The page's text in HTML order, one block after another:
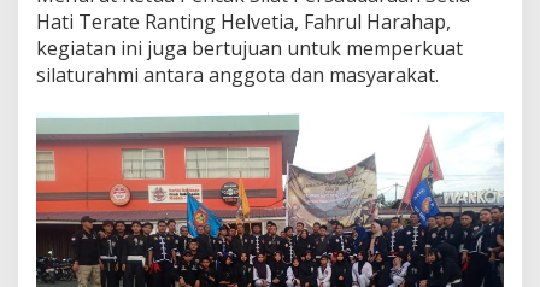
B
e
r
b
g
i
T
a
k
j
i
l
Hati Terate Ranting Helvetia, Fahrul Harahap,
kegiatan ini juga bertujuan untuk memperkuat
silaturahmi antara anggota dan masyarakat.